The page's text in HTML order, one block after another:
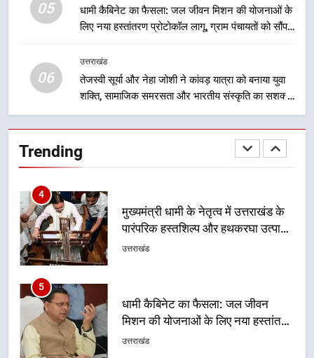
05
धामी कैबिनेट का फैसला: जल जीवन मिशन की योजनाओं के
लिए नया हस्तांतरण प्रोटोकॉल लागू, ग्राम पंचायतों को सौंपने
06
उत्तराखंड
तेजस्वी सूर्या और नेहा जोशी ने कांवड़ यात्रा को बनाया युवा
शक्ति, सामाजिक समरसता और भारतीय संस्कृति का सशक्त
संदेश
Trending
3
मुख्यमंत्री धामी ने कहा कि पेंशन राशि का
रहा है, जिससे पात्र लोगों को सरकारी
योजनाओं का सीधे लाभ मिल रहा है
पारंपरिक हस्तशिल्प और हथकरघा उत्पादों
को राष्ट्रीय पहचान दिलाने की दिशा में
5
धामी कैबिनेट का फैसला: जल जीवन
मिशन की योजनाओं के लिए नया हस्तांतरण
प्रोटोकॉल लागू, ग्राम पंचायतों को सौंपने
उत्तराखंड
6
तेजस्वी सूर्या और नेहा जोशी ने कांवड़
यात्रा को बनाया युवा शक्ति, सामाजिक
समरसता और भारतीय संस्कृति का सशक्त
उत्तराखंड